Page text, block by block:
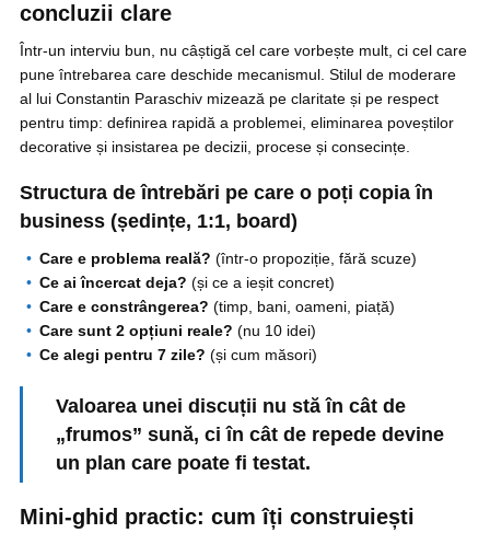
concluzii clare
Într-un interviu bun, nu câștigă cel care vorbește mult, ci cel care
pune întrebarea care deschide mecanismul. Stilul de moderare
al lui Constantin Paraschiv mizează pe claritate și pe respect
pentru timp: definirea rapidă a problemei, eliminarea poveștilor
decorative și insistarea pe decizii, procese și consecințe.
Structura de întrebări pe care o poți copia în
business (ședințe, 1:1, board)
Care e problema reală? (într-o propoziție, fără scuze)
Ce ai încercat deja? (și ce a ieșit concret)
Care e constrângerea? (timp, bani, oameni, piață)
Care sunt 2 opțiuni reale? (nu 10 idei)
Ce alegi pentru 7 zile? (și cum măsori)
Valoarea unei discuții nu stă în cât de
„frumos” sună, ci în cât de repede devine
un plan care poate fi testat.
Mini-ghid practic: cum îți construiești